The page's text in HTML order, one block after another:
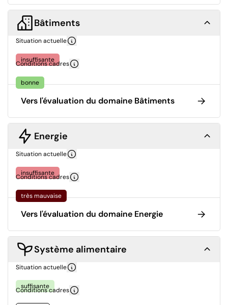
Bâtiments
Situation actuelle
insuffisante
Conditions cadres
bonne
Vers l'évaluation du domaine Bâtiments
Energie
Situation actuelle
insuffisante
Conditions cadres
très mauvaise
Vers l'évaluation du domaine Energie
Système alimentaire
Situation actuelle
suffisante
Conditions cadres